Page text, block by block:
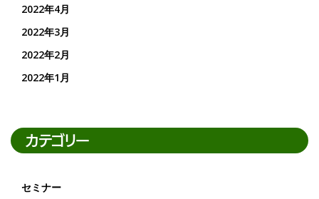
2022年4月
2022年3月
2022年2月
2022年1月
カテゴリー
セミナー